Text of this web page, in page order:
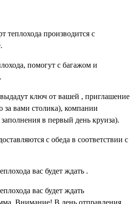
теплохода производится с
помогут с багажом и
ключ от вашей , приглашение
за вами столика), компании
в первый день круиза).
с обеда в соответствии с
вас будет ждать .
вас будет ждать
Внимание! В день отправления